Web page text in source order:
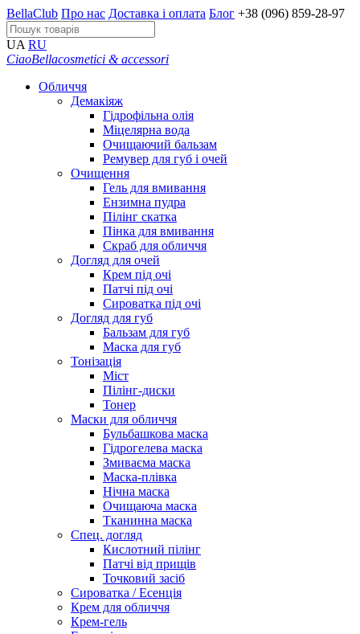
BellaClub Про нас Доставка і оплата Блог +38 (096) 859-28-97
UA RU
CiaoBellacosmetici & accessori
Обличчя
Демакіяж
Гідрофільна олія
Міцелярна вода
Очищаючий бальзам
Ремувер для губ і очей
Очищення
Гель для вмивання
Ензимна пудра
Пілінг скатка
Пінка для вмивання
Скраб для обличчя
Догляд для очей
Крем під очі
Патчі під очі
Сироватка під очі
Догляд для губ
Бальзам для губ
Маска для губ
Тонізація
Міст
Пілінг-диски
Тонер
Маски для обличчя
Бульбашкова маска
Гідрогелева маска
Змиваєма маска
Маска-плівка
Нічна маска
Очищаюча маска
Тканинна маска
Спец. догляд
Кислотний пілінг
Патчі від прищів
Точковий засіб
Сироватка / Есенція
Крем для обличчя
Крем-гель